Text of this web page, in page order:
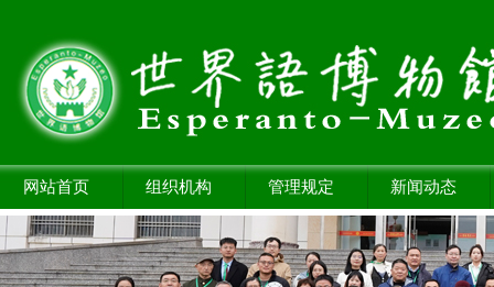
网站首页 组织机构 管理规定 新闻动态